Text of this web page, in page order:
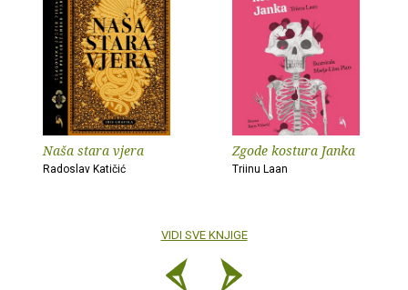
Naša stara vjera
Radoslav Katičić
Zgode kostura Janka
Triinu Laan
VIDI SVE KNJIGE